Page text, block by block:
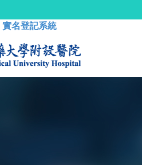
實名登記系統